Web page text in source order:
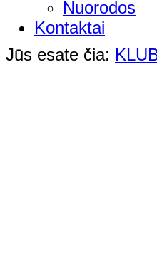
Nuorodos
Kontaktai
Jūs esate čia: